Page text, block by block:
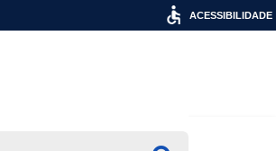
ACESSIBILIDADE